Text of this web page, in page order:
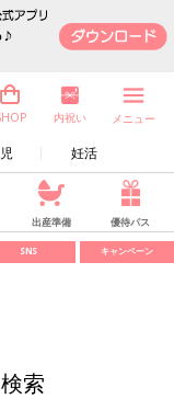
妊活
内祝い メニュー
出産準備 優待パス
SNS キャンペーン
索